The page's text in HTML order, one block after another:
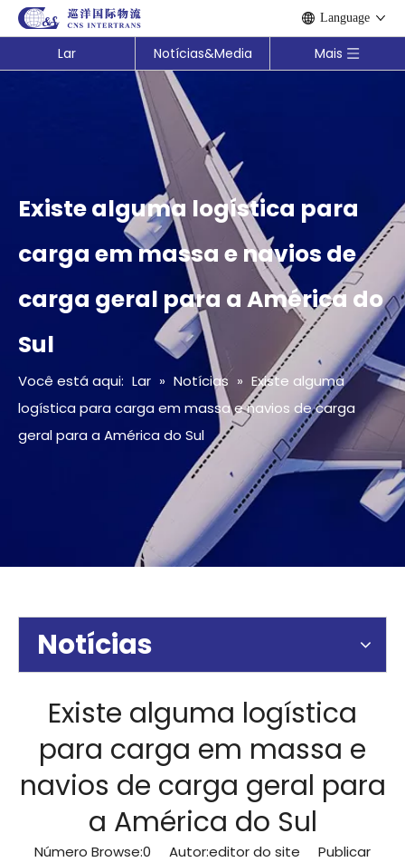
Language
Lar Notícias&Media Mais
Existe alguma logística para
carga em massa e navios de
carga geral para a América do
Sul
Você está aqui: Lar » Notícias » Existe alguma
logística para carga em massa e navios de carga
geral para a América do Sul
Notícias
Existe alguma logística
para carga em massa e
navios de carga geral para
a América do Sul
Número Browse:0 Autor:editor do site Publicar